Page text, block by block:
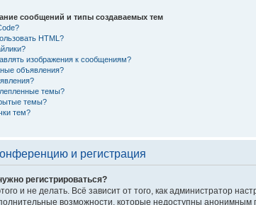
сообщений и типы создаваемых тем
HTML?
изображения к сообщениям?
объявления?
темы?
темы?
тем?
и регистрация
регистрироваться?
и не делать. Всё зависит от того, как администратор
возможности, которые недоступны анонимным